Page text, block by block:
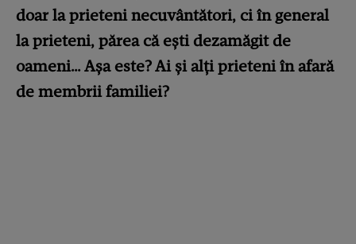
doar la prieteni necuvântători, ci în general
la prieteni, părea că ești dezamăgit de
oameni… Așa este? Ai și alți prieteni în afară
de membrii familiei?